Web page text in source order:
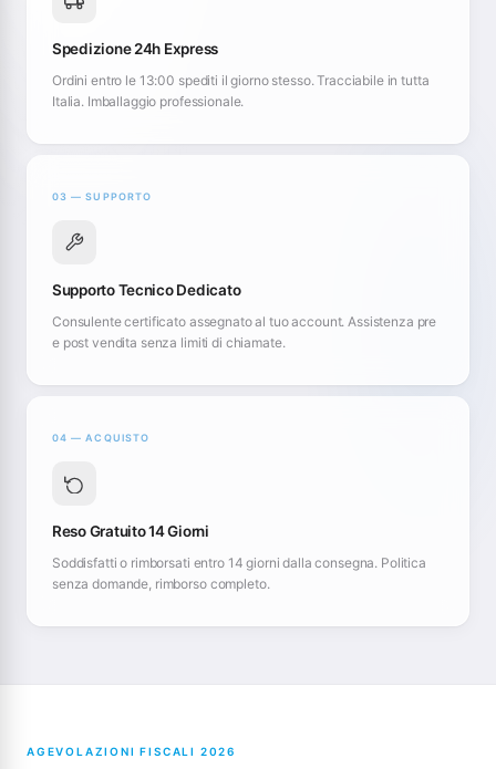
Spedizione 24h Express
Ordini entro le 13:00 spediti il giorno stesso. Tracciabile in tutta
Italia. Imballaggio professionale.
03 — SUPPORTO
Supporto Tecnico Dedicato
Consulente certificato assegnato al tuo account. Assistenza pre
e post vendita senza limiti di chiamate.
04 — ACQUISTO
Reso Gratuito 14 Giorni
Soddisfatti o rimborsati entro 14 giorni dalla consegna. Politica
senza domande, rimborso completo.
AGEVOLAZIONI FISCALI 2026